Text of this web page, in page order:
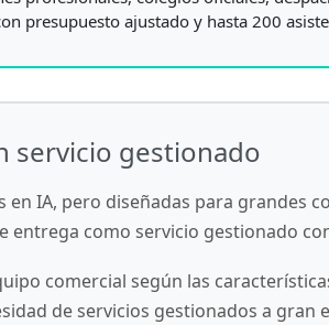
presupuesto ajustado y hasta 200
servicio gestionado
en IA, pero diseñadas para grandes
entrega como servicio gestionado
comercial según las
de servicios gestionados a gran